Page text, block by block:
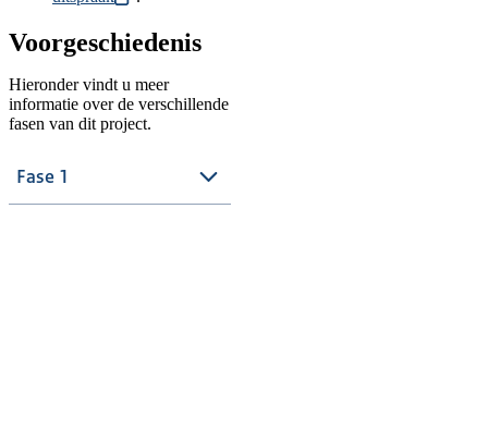
Voorgeschiedenis
Hieronder vindt u meer
informatie over de verschillende
fasen van dit project.
Fase 1